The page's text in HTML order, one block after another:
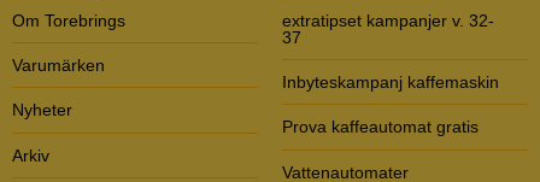
Om Torebrings
Varumärken
Nyheter
Arkiv
extratipset kampanjer v. 32-
37
Inbyteskampanj kaffemaskin
Prova kaffeautomat gratis
Vattenautomater